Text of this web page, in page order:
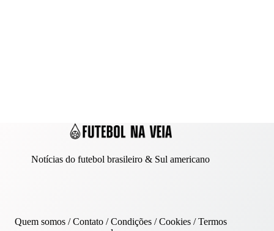
Notícias do futebol brasileiro & Sul americano
Quem somos/Contato/ Condições /Cookies/Termos